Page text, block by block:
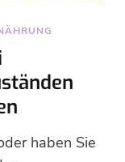
haben Sie